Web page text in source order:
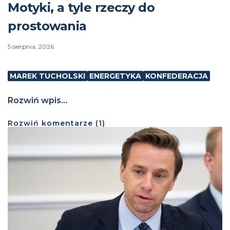
Motyki, a tyle rzeczy do
prostowania
5 sierpnia, 2026
MAREK TUCHOLSKI ENERGETYKA KONFEDERACJA
Rozwiń wpis...
Rozwiń komentarze (1)